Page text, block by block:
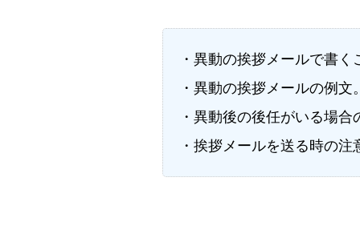
・異動の挨拶メールで書く
・異動の挨拶メールの例
・異動後の後任がいる場合
・挨拶メールを送る時の